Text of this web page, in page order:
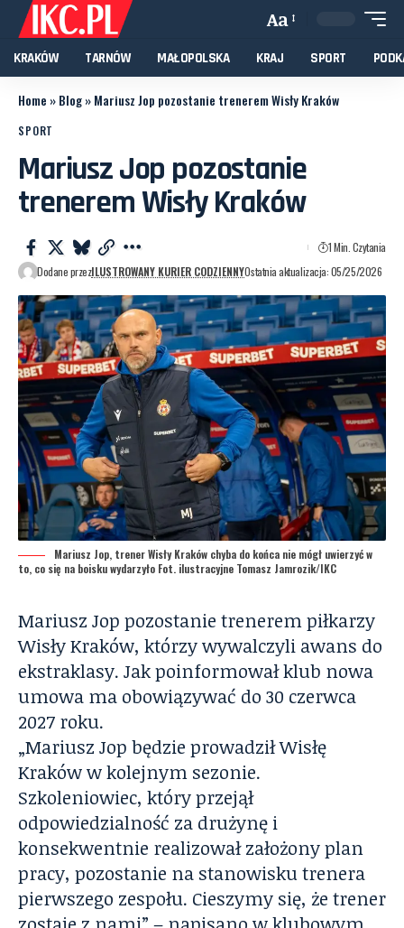
Aa
KRAKÓW TARNÓW MAŁOPOLSKA KRAJ SPORT
Home »Blog»Mariusz Jop pozostanie trenerem Wisły Kraków
SPORT
Mariusz Jop pozostanie
trenerem Wisły Kraków
Dodane przezILUSTROWANY KURIER CODZIENNYOstatnia aktualizacja: 05/25/2026
1 Min. Czytania
Mariusz Jop, trener Wisły Kraków chyba do końca nie mógł uwierzyć w
to, co się na boisku wydarzyło Fot. ilustracyjne Tomasz Jamrozik/IKC
Mariusz Jop pozostanie trenerem piłkarzy
Wisły Kraków, którzy wywalczyli awans do
ekstraklasy. Jak poinformował klub nowa
umowa ma obowiązywać do 30 czerwca
2027 roku.
„Mariusz Jop będzie prowadził Wisłę
Kraków w kolejnym sezonie.
Szkoleniowiec, który przejął
odpowiedzialność za drużynę i
konsekwentnie realizował założony plan
pracy, pozostanie na stanowisku trenera
pierwszego zespołu. Cieszymy się, że trener